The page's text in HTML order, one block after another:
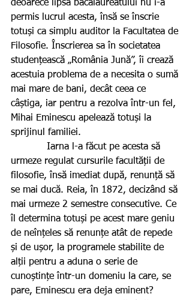
deoarece lipsa bacalaureatului nu i-a
permis lucrul acesta, însă se înscrie
totuși ca simplu auditor la Facultatea de
Filosofie. Înscrierea sa în societatea
studențească „România Jună”, îi crează
acestuia problema de a necesita o sumă
mai mare de bani, decât ceea ce
câștiga, iar pentru a rezolva într-un fel,
Mihai Eminescu apelează totuși la
sprijinul familiei.
urmeze regulat cursurile facultății de
filosofie, însă imediat după, renunță să
se mai ducă. Reia, în 1872, decizând să
mai urmeze 2 semestre consecutive. Ce
îl determina totuși pe acest mare geniu
de neînțeles să renunțe atât de repede
și de ușor, la programele stabilite de
alții pentru a aduna o serie de
cunoștințe într-un domeniu la care, se
pare, Eminescu era deja eminent?